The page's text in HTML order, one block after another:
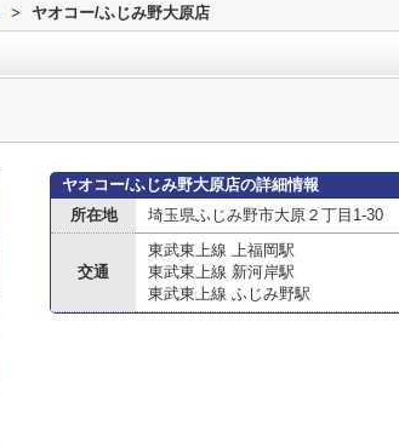
> ヤオコー/ふじみ野大原店
ヤオコー/ふじみ野大原店の詳細情報
所在地
埼玉県ふじみ野市大原２丁目1-30
交通
東武東上線 上福岡駅
東武東上線 新河岸駅
東武東上線 ふじみ野駅